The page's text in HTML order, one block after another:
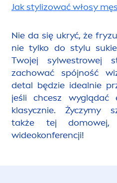
Jak stylizować włosy
Nie da się ukryć, że
nie tylko do stylu
Twojej sylwestrowej
zachować spójność
detal będzie idealnie
jeśli chcesz wyglądać
klasycznie. Życzymy
także tej
wideokonferencji!